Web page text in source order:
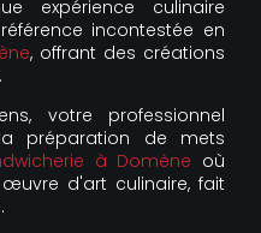
expérience culinaire
incontestée en
, offrant des créations
votre professionnel
préparation de mets
à Domène où
d'art culinaire, fait